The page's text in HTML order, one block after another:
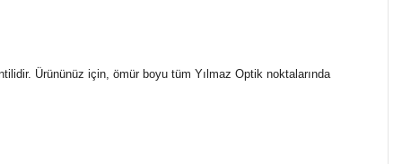
Ürününüz için, ömür boyu tüm Yılmaz Optik noktalarında